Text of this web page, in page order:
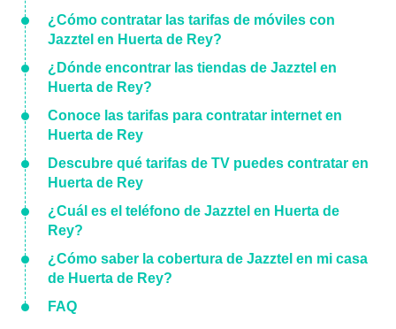
¿Cómo contratar las tarifas de móviles con
Jazztel en Huerta de Rey?
¿Dónde encontrar las tiendas de Jazztel en
Huerta de Rey?
Conoce las tarifas para contratar internet en
Huerta de Rey
Descubre qué tarifas de TV puedes contratar en
Huerta de Rey
¿Cuál es el teléfono de Jazztel en Huerta de
Rey?
¿Cómo saber la cobertura de Jazztel en mi casa
de Huerta de Rey?
FAQ